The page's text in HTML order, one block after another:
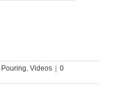
Pouring, Videos
0